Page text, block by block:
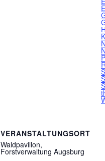
VERANSTALTUNGSORT
Waldpavillon,
Forstverwaltung Augsburg